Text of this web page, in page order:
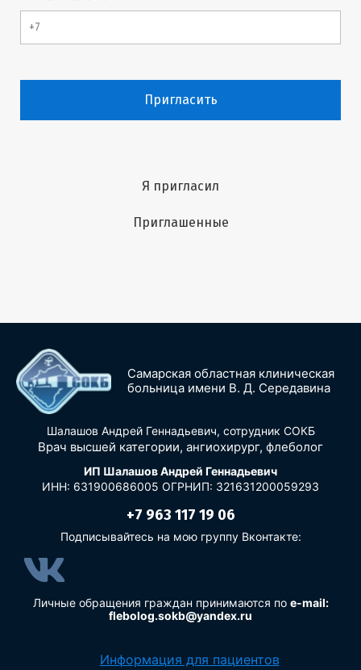
Пригласить
Я пригласил
Приглашенные
Самарская областная клиническая
больница имени В. Д. Середавина
Шалашов Андрей Геннадьевич, сотрудник СОКБ
Врач высшей категории, ангиохирург, флеболог
ИП Шалашов Андрей Геннадьевич
ИНН: 631900686005 ОГРНИП: 321631200059293
+7 963 117 19 06
Подписывайтесь на мою группу Вконтакте:
Личные обращения граждан принимаются по e-mail:
flebolog.sokb@yandex.ru
Информация для пациентов